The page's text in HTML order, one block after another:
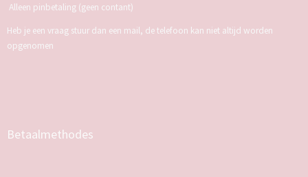
Alleen pinbetaling (geen contant)
Heb je een vraag stuur dan een mail, de telefoon kan niet altijd worden
opgenomen
Betaalmethodes